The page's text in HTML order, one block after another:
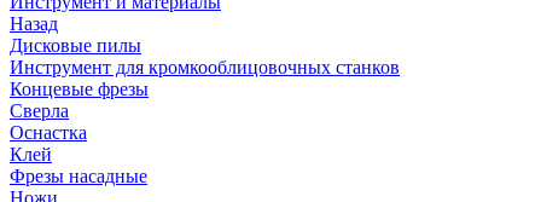
Назад
Дисковые пилы
Инструмент для кромкооблицовочных станков
Концевые фрезы
Сверла
Оснастка
Клей
Фрезы насадные